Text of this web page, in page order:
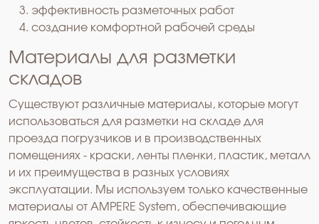
эффективность разметочных работ
создание комфортной рабочей среды
Материалы для разметки
складов
Существуют различные материалы, которые могут
использоваться для разметки на складе для
проезда погрузчиков и в производственных
помещениях - краски, ленты пленки, пластик, металл
и их преимущества в разных условиях
эксплуатации. Мы используем только качественные
материалы от AMPERE System, обеспечивающие